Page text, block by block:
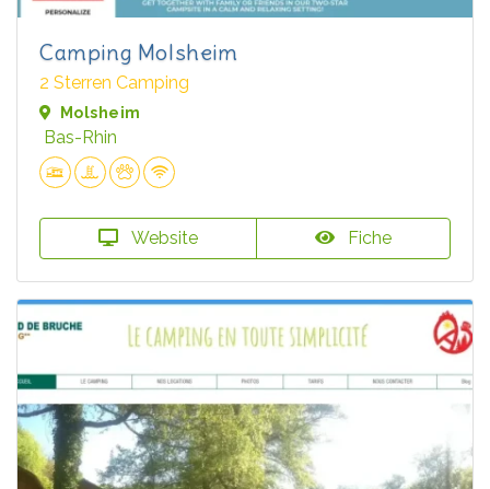
Camping Molsheim
2 Sterren Camping
Molsheim
Bas-Rhin
Website Fiche